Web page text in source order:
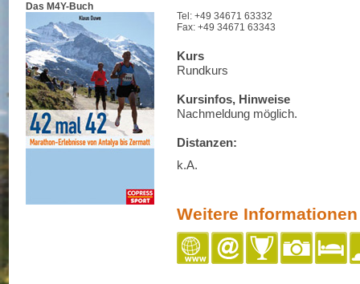
Das M4Y-Buch
Tel: +49 34671 63332
Fax: +49 34671 63343
Kurs
Rundkurs
Kursinfos, Hinweise
Nachmeldung möglich.
Distanzen:
k.A.
Weitere Informationen